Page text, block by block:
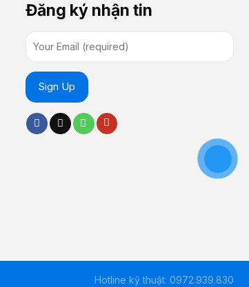
Đăng ký nhận tin
Hotline kỹ thuật: 0972.939.830